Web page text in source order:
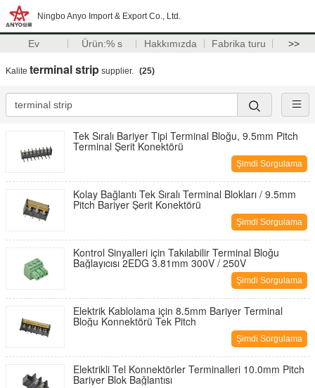
Ningbo Anyo Import & Export Co., Ltd.
Ev Ürün:% s Hakkımızda Fabrika turu >>
Kalite terminal strip supplier. (25)
Tek Sıralı Bariyer Tipi Terminal Bloğu, 9.5mm Pitch
Terminal Şerit Konektörü
Şimdi Sorgulama
Kolay Bağlantı Tek Sıralı Terminal Blokları / 9.5mm
Pitch Bariyer Şerit Konektörü
Şimdi Sorgulama
Kontrol Sinyalleri için Takılabilir Terminal Bloğu
Bağlayıcısı 2EDG 3.81mm 300V / 250V
Şimdi Sorgulama
Elektrik Kablolama için 8.5mm Bariyer Terminal
Bloğu Konnektörü Tek Pitch
Şimdi Sorgulama
Elektrikli Tel Konnektörler Terminalleri 10.0mm Pitch
Bariyer Blok Bağlantısı